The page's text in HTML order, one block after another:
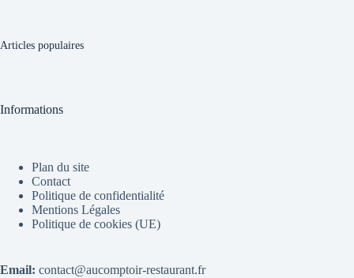
Articles populaires
Informations
Plan du site
Contact
Politique de confidentialité
Mentions Légales
Politique de cookies (UE)
Email: contact@aucomptoir-restaurant.fr